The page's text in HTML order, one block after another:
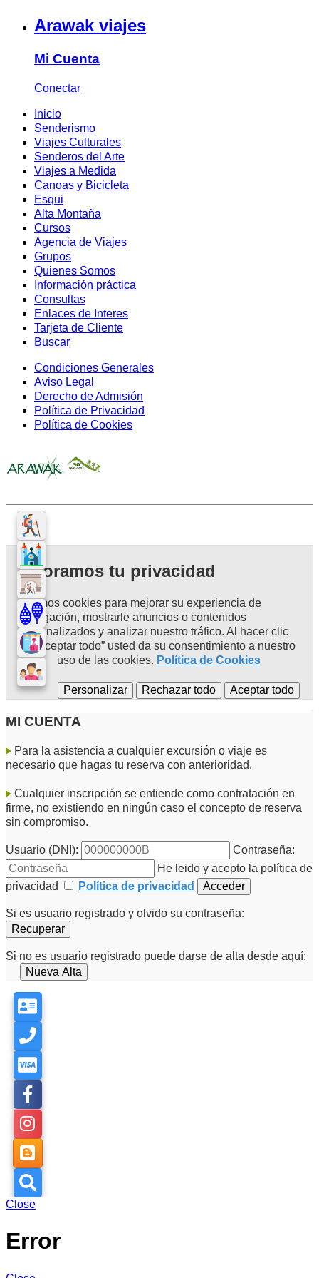
Arawak viajes
Mi Cuenta
Conectar
Inicio
Senderismo
Viajes Culturales
Senderos del Arte
Viajes a Medida
Canoas y Bicicleta
Esqui
Alta Montaña
Cursos
Agencia de Viajes
Grupos
Quienes Somos
Información práctica
Consultas
Enlaces de Interes
Tarjeta de Cliente
Buscar
Condiciones Generales
Aviso Legal
Derecho de Admisión
Política de Privacidad
Política de Cookies
Valoramos tu privacidad
Usamos cookies para mejorar su experiencia de
navegación, mostrarle anuncios o contenidos
personalizados y analizar nuestro tráfico. Al hacer clic
en “Aceptar todo” usted da su consentimiento a nuestro
uso de las cookies. Política de Cookies
MI CUENTA
Para la asistencia a cualquier excursión o viaje es
necesario que hagas tu reserva con anterioridad.
Cualquier inscripción se entiende como contratación en
firme, no existiendo en ningún caso el concepto de reserva
sin compromiso.
Usuario (DNI):
Contraseña:
He leido y acepto la política de
privacidad
Política de privacidad
Si es usuario registrado y olvido su contraseña:
Si no es usuario registrado puede darse de alta desde aquí:
Close
Error